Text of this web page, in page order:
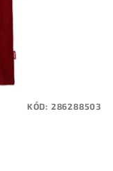
KÓD: 286288503